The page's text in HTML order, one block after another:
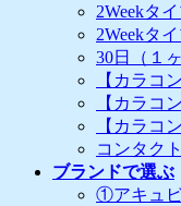
2Weekタ
2Weekタ
30日（１
【カラコ
【カラコ
【カラコ
コンタク
ブランドで選ぶ
①アキュ